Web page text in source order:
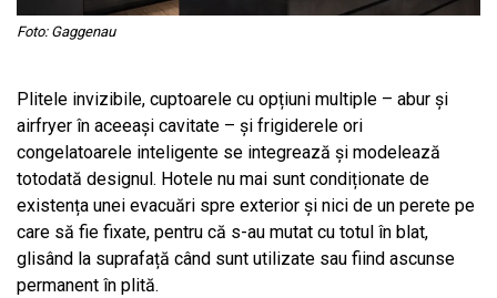
Foto: Gaggenau
Plitele invizibile, cuptoarele cu opțiuni multiple – abur și
airfryer în aceeași cavitate – și frigiderele ori
congelatoarele inteligente se integrează și modelează
totodată designul. Hotele nu mai sunt condiționate de
existența unei evacuări spre exterior și nici de un perete pe
care să fie fixate, pentru că s-au mutat cu totul în blat,
glisând la suprafață când sunt utilizate sau fiind ascunse
permanent în plită.